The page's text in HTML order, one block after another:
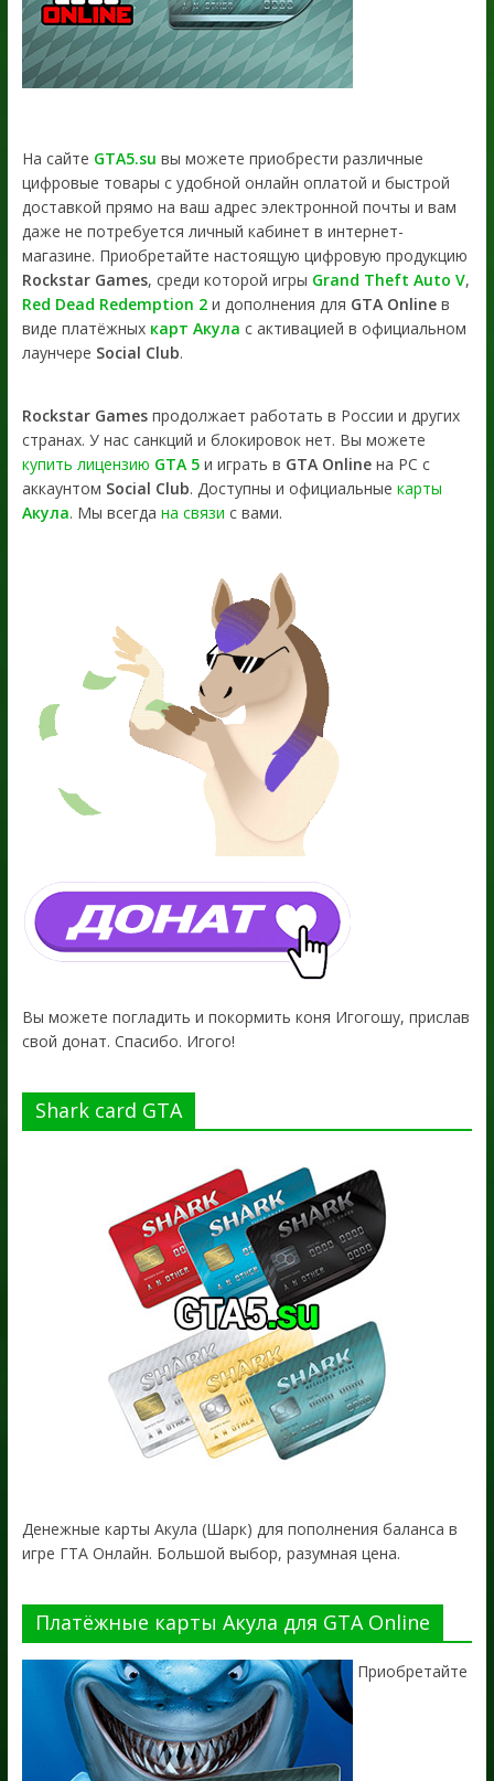
На сайте GTA5.su вы можете приобрести различные
цифровые товары с удобной онлайн оплатой и быстрой
доставкой прямо на ваш адрес электронной почты и вам
даже не потребуется личный кабинет в интернет-
магазине. Приобретайте настоящую цифровую продукцию
Rockstar Games, среди которой игры Grand Theft Auto V,
Red Dead Redemption 2и дополнения для GTA Onlineв
виде платёжных карт Акула с активацией в официальном
лаунчере Social Club.
Rockstar Gamesпродолжает работать в России и других
странах. У нас санкций и блокировок нет. Вы можете
купить лицензию GTA 5и играть в GTA Onlineна PC с
аккаунтом Social Club. Доступны и официальные карты
Акула. Мы всегда на связи с вами.
Вы можете погладить и покормить коня Игогошу, прислав
свой донат. Спасибо. Игого!
Shark card GTA
Денежные карты Акула (Шарк) для пополнения баланса в
игре ГТА Онлайн. Большой выбор, разумная цена.
Платёжные карты Акула для GTA Online
Приобретайте